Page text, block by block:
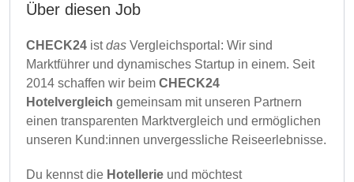
Über diesen Job
CHECK24 istdas Vergleichsportal: Wir sind
Marktführer und dynamisches Startup in einem. Seit
2014 schaffen wir beim CHECK24
Hotelvergleich gemeinsam mit unseren Partnern
einen transparenten Marktvergleich und ermöglichen
unseren Kund:innen unvergessliche Reiseerlebnisse.
Du kennst die Hotellerie und möchtest